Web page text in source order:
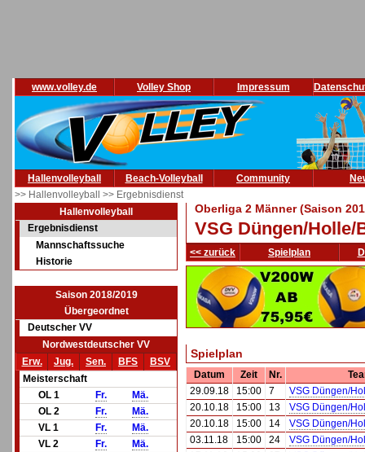
www.volley.de Volley Shop Impressum
Hallenvolleyball Beach-Volleyball Community
>> Hallenvolleyball >> Ergebnisdienst
Hallenvolleyball
Ergebnisdienst
Mannschaftssuche
Historie
Saison 2018/2019
Übergeordnet
Deutscher VV
Nordwestdeutscher VV
Erw.
Jug. Sen. BFS
BSV
Meisterschaft
OL 1
Fr.
Mä.
OL 2
Fr.
Mä.
VL 1
Fr.
Mä.
VL 2
Fr.
Mä.
Oberliga 2 Männer (Saison
VSG Düngen/Holle/
<< zurück Spielplan
Spielplan
Datum Zeit Nr.
29.09.18
15:00 7
VSG Düngen/
20.10.18
15:00 13
VSG Düngen/
20.10.18
15:00 14
VSG Düngen/
03.11.18
15:00 24
VSG Düngen/